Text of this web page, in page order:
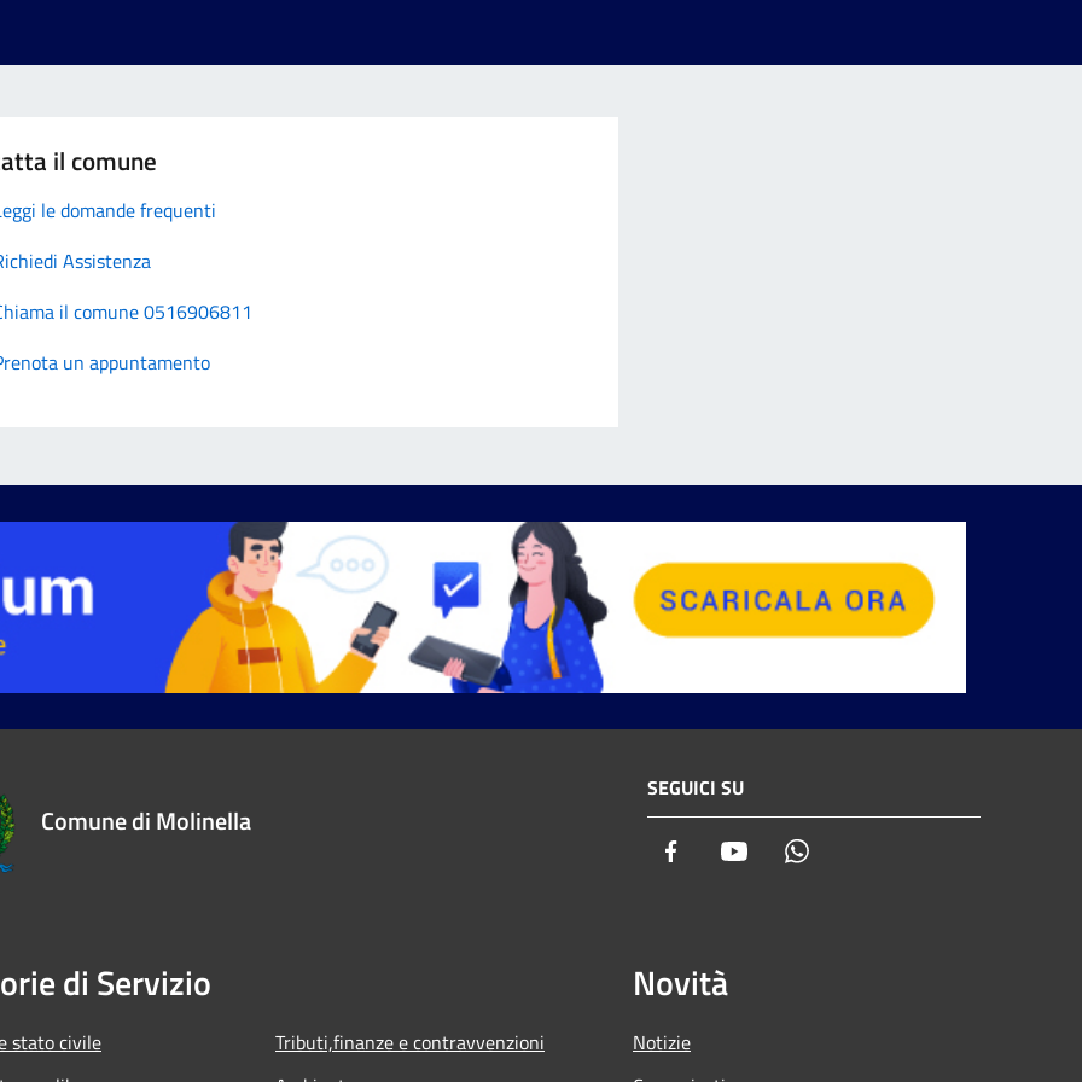
il comune
le domande frequenti
Assistenza
il comune 0516906811
un appuntamento
Comune di Molinella
SEGUICI SU
Facebook Youtube
di Servizio
stato civile
Tributi,finanze e contravvenzioni
Novità
Notizie